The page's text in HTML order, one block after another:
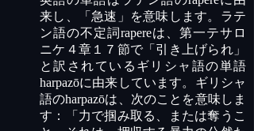
来し、「急速」を意味します。ラテ
ン語の不定詞rapereは、第一テサロ
ニケ４章１７節で「引き上げられ」
と訳されているギリシャ語の単語
harpazōに由来しています。ギリシャ
語のharpazōは、次のことを意味しま
す：「力で掴み取る、または奪うこ